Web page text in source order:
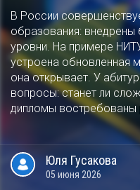
В России
образования: внедрены
уровни. На примере
устроена обновленная
она открывает. У
вопросы: станет ли
дипломы востребованы
Юля Гусакова
05 июня 2026